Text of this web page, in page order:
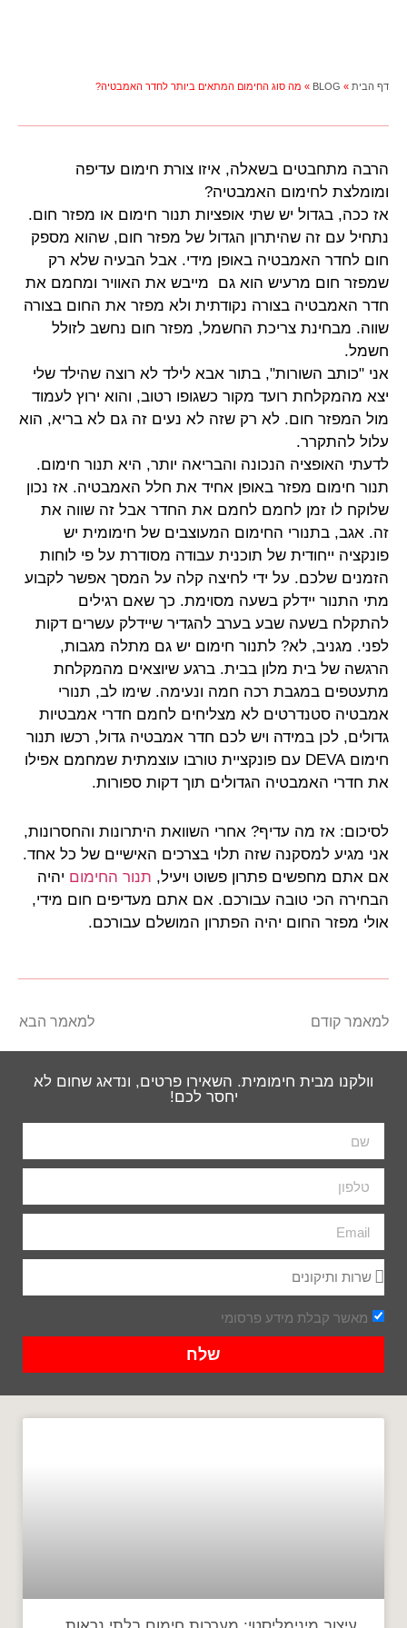
דף הבית »
BLOG
» מה סוג החימום המתאים ביותר לחדר האמבטיה?
הרבה מתחבטים בשאלה, איזו צורת חימום עדיפה
ומומלצת לחימום האמבטיה?
אז ככה, בגדול יש שתי אופציות תנור חימום או מפזר חום.
נתחיל עם זה שהיתרון הגדול של מפזר חום, שהוא מספק
חום לחדר האמבטיה באופן מידי. אבל הבעיה שלא רק
שמפזר חום מרעיש הוא גם מייבש את האוויר ומחמם את
חדר האמבטיה בצורה נקודתית ולא מפזר את החום בצורה
שווה. מבחינת צריכת החשמל, מפזר חום נחשב לזולל
חשמל.
אני "כותב השורות", בתור אבא לילד לא רוצה שהילד שלי
יצא מהמקלחת רועד מקור כשגופו רטוב, והוא ירוץ לעמוד
מול המפזר חום. לא רק שזה לא נעים זה גם לא בריא, הוא
עלול להתקרר.
לדעתי האופציה הנכונה והבריאה יותר, היא תנור חימום.
תנור חימום מפזר באופן אחיד את חלל האמבטיה. אז נכון
שלוקח לו זמן לחמם לחמם את החדר אבל זה שווה את
זה. אגב, בתנורי החימום המעוצבים של חימומית יש
פונקציה ייחודית של תוכנית עבודה מסודרת על פי לוחות
הזמנים שלכם. על ידי לחיצה קלה על המסך אפשר לקבוע
מתי התנור יידלק בשעה מסוימת. כך שאם רגילים
להתקלח בשעה שבע בערב להגדיר שיידלק עשרים דקות
לפני. מגניב, לא? לתנור חימום יש גם מתלה מגבות,
הרגשה של בית מלון בבית. ברגע שיוצאים מהמקלחת
מתעטפים במגבת רכה חמה ונעימה. שימו לב, תנורי
אמבטיה סטנדרטים לא מצליחים לחמם חדרי אמבטיות
גדולים, לכן במידה ויש לכם חדר אמבטיה גדול, רכשו תנור
חימום DEVA עם פונקציית טורבו עוצמתית שמחמם אפילו
את חדרי האמבטיה הגדולים תוך דקות ספורות.
לסיכום: אז מה עדיף? אחרי השוואת היתרונות והחסרונות,
אני מגיע למסקנה שזה תלוי בצרכים האישיים של כל אחד.
אם אתם מחפשים פתרון פשוט ויעיל, תנור החימום יהיה
הבחירה הכי טובה עבורכם. אם אתם מעדיפים חום מידי,
אולי מפזר החום יהיה הפתרון המושלם עבורכם.
למאמר קודם למאמר הבא
וולקנו מבית חימומית. השאירו פרטים, ונדאג שחום לא
יחסר לכם!
מאשר קבלת מידע פרסומי
שלח